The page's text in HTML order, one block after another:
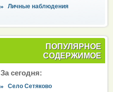
Личные наблюдения
ПОПУЛЯРНОЕ
СОДЕРЖИМОЕ
За сегодня:
Село Сетяково